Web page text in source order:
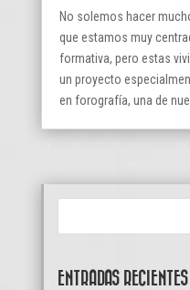
No solemos hacer
que estamos muy
formativa, pero estas
un proyecto
en forografía, una de
ENTRADAS RECIENTES